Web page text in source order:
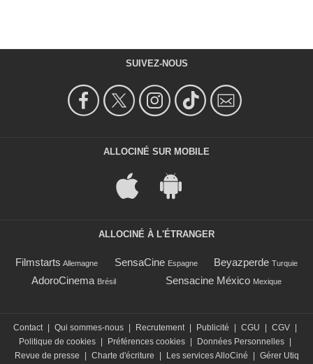
SUIVEZ-NOUS
ALLOCINÉ SUR MOBILE
ALLOCINÉ À L'ÉTRANGER
Filmstarts Allemagne SensaCine Espagne Beyazperde Turquie
AdoroCinema Brésil Sensacine México Mexique
Contact | Qui sommes-nous | Recrutement | Publicité | CGU | CGV |
Politique de cookies | Préférences cookies | Données Personnelles |
Revue de presse
| Charte d'écriture | Les services AlloCiné | Gérer Utiq